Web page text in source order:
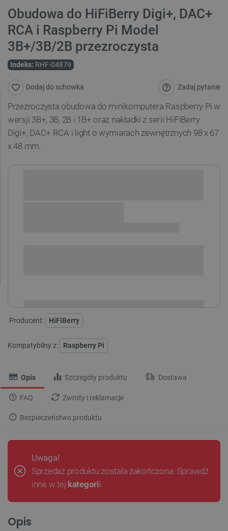
Obudowa do HiFiBerry Digi+, DAC+
RCA i Raspberry Pi Model
3B+/3B/2B przezroczysta
Indeks: RHF-04879
Zadaj pytanie
Dodaj do schowka
Przezroczysta obudowa do minikomputera Raspberry Pi w
wersji 3B+, 3B, 2B i 1B+ oraz nakładki z serii HiFiBerry
Digi+, DAC+ RCA i light o wymiarach zewnętrznych 98x 67
x 48mm.
Producent: HiFiBerry
Kompatybilny z: Raspberry Pi
Opis Szczegóły produktu Dostawa
FAQ Zwroty i reklamacje
Bezpieczeństwo produktu
Uwaga!
Sprzedaż produktu została zakończona. Sprawdź
inne w tej kategorii.
Opis